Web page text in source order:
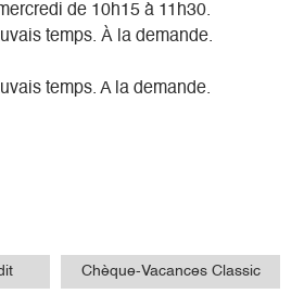
de 10h15 à 11h30.
temps. À la demande.
temps. A la demande.
Chèque-Vacances Classic